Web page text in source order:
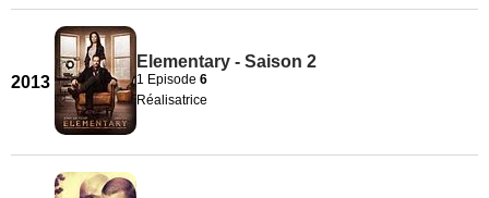
2013
Elementary - Saison 2
1 Episode 6
Réalisatrice